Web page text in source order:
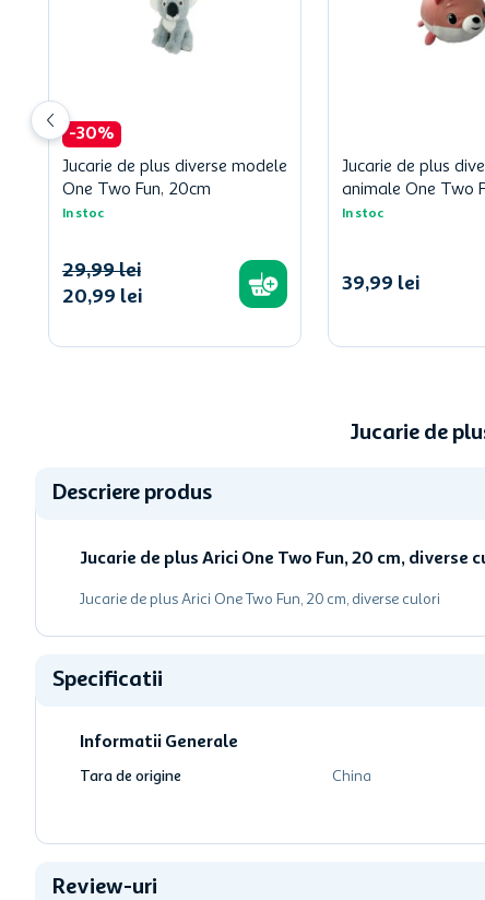
-30%
Jucarie de plus diverse modele
One Two Fun, 20cm
In stoc
20,99 lei
29,99 lei
Jucarie de plus
animale One Two
In stoc
39,99 lei
Jucarie de
Descriere produs
Jucarie de plus Arici One Two Fun, 20 cm, diverse
Jucarie de plus Arici One Two Fun, 20 cm, diverse culori
Specificatii
Informatii Generale
Tara de origine China
Review-uri